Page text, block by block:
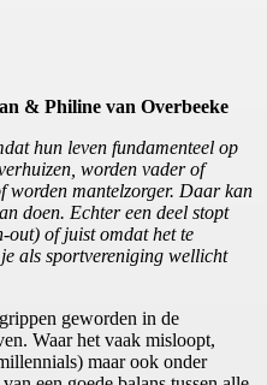
& Philine van Overbeeke
hun leven fundamenteel op
worden vader of
worden mantelzorger. Daar kan
doen. Echter een deel stopt
out) of juist omdat het te
als sportvereniging wellicht
geworden in de
Waar het vaak misloopt,
maar ook onder